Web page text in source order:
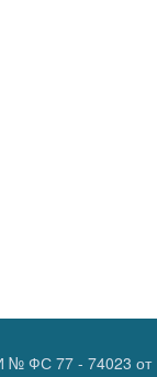
№ ФС 77 - 74023 от